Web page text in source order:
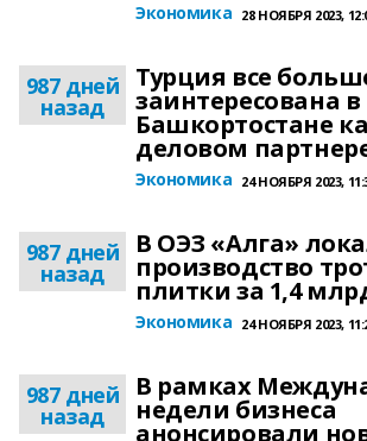
Экономика 28 НОЯБРЯ 2023,
987 дней
назад
Турция все
заинтересована в
Башкортостане
деловом
Экономика 24 НОЯБРЯ 2023,
987 дней
назад
В ОЭЗ «Алга»
производство
плитки за 1,4
Экономика 24 НОЯБРЯ 2023,
987 дней
назад
В рамках
недели бизнеса
анонсировали